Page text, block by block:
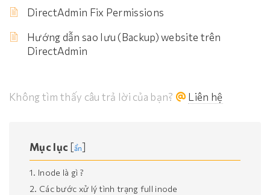
DirectAdmin Fix Permissions
Hướng dẫn sao lưu (Backup) website trên
DirectAdmin
Không tìm thấy câu trả lời của bạn? Liên hệ
Mục lục [ẩn]
1. Inode là gì ?
2. Các bước xử lý tình trạng full inode